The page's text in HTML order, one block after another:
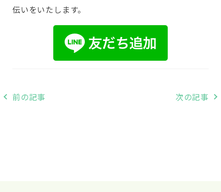
伝いをいたします。
投
前の記事 次の記事